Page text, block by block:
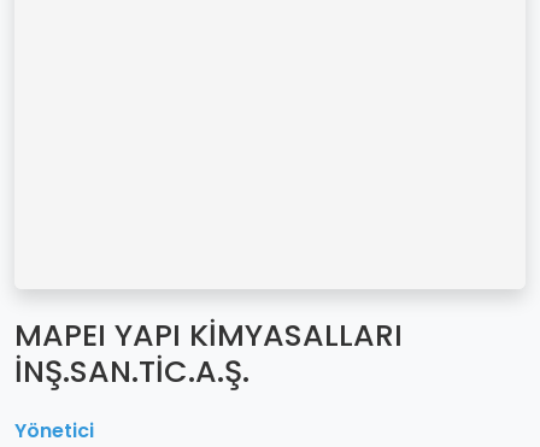
MAPEI YAPI KİMYASALLARI
İNŞ.SAN.TİC.A.Ş.
Yönetici